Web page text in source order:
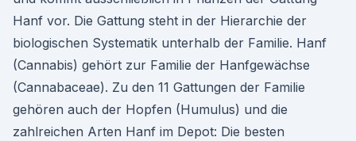
Hanf vor. Die Gattung steht in der Hierarchie der
biologischen Systematik unterhalb der Familie. Hanf
(Cannabis) gehört zur Familie der Hanfgewächse
(Cannabaceae). Zu den 11 Gattungen der Familie
gehören auch der Hopfen (Humulus) und die
zahlreichen Arten Hanf im Depot: Die besten